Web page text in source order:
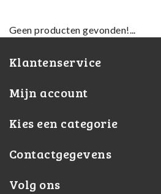
Geen producten gevonden!...
Klantenservice
Mijn account
Kies een categorie
Contactgegevens
Volg ons